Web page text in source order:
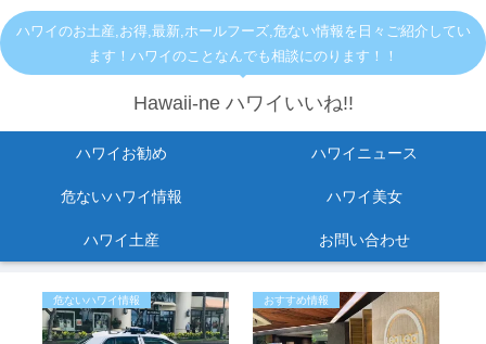
ハワイのお土産,お得,最新,ホールフーズ,危ない情報を日々ご紹介してい
ます！ハワイのことなんでも相談にのります！！
Hawaii-ne ハワイいいね!!
ハワイお勧め ハワイニュース
危ないハワイ情報 ハワイ美女
ハワイ土産 お問い合わせ
危ないハワイ情報 おすすめ情報